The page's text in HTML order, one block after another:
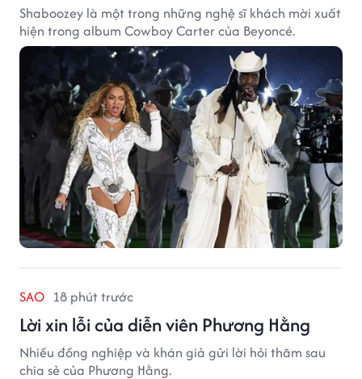
Shaboozey là một trong những nghệ sĩ khách mời xuất
hiện trong album Cowboy Carter của Beyoncé.
SAO 18 phút trước
Lời xin lỗi của diễn viên Phương Hằng
Nhiều đồng nghiệp và khán giả gửi lời hỏi thăm sau
chia sẻ của Phương Hằng.